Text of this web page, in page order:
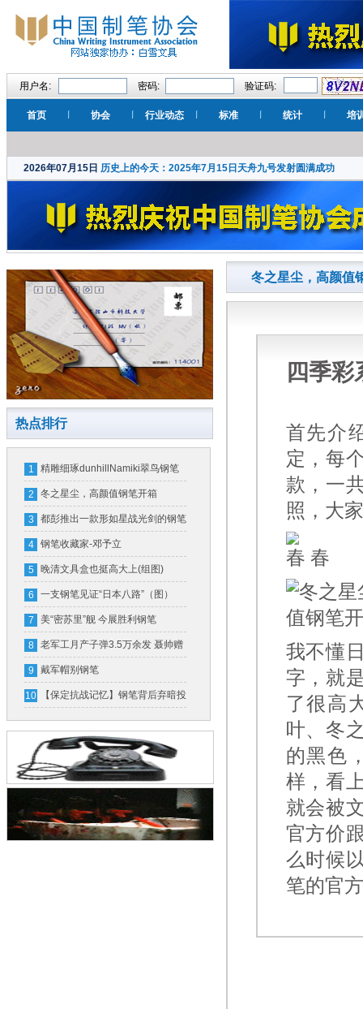
用户名: 密码: 验证码:
首页 协会 行业动态 标准 统计 培
2026年07月15日 历史上的今天：2025年7月15日天舟九号发射圆满成功
热点排行
1 精雕细琢dunhillNamiki翠鸟钢笔
2 冬之星尘，高颜值钢笔开箱
3 都彭推出一款形如星战光剑的钢笔
一支售价16万
4 钢笔收藏家-邓予立
5 晚清文具盒也挺高大上(组图)
6 一支钢笔见证“日本八路”（图）
7 美“密苏里”舰 今展胜利钢笔
8 老军工月产子弹3.5万余发 聂帅赠
钢笔奖励
9 戴军帽别钢笔
10 【保定抗战记忆】钢笔背后弃暗投
明的故事（图）
冬之星尘，高颜值
四季彩
首先介
定，每
款，一
照，大
春
我不懂
字，就
了很高
叶、冬
的黑色
样，看
就会被
官方价
么时候
笔的官